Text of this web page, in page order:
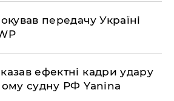
передачу Україні
ефектні кадри удару
судну РФ Yanina